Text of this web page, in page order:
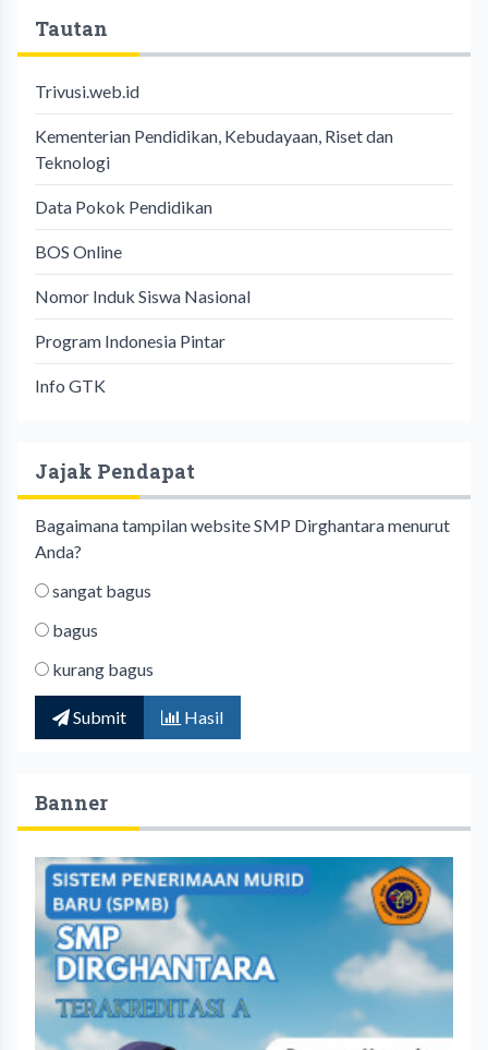
Tautan
Trivusi.web.id
Kementerian Pendidikan, Kebudayaan, Riset dan
Teknologi
Data Pokok Pendidikan
BOS Online
Nomor Induk Siswa Nasional
Program Indonesia Pintar
Info GTK
Jajak Pendapat
Bagaimana tampilan website SMP Dirghantara menurut
Anda?
sangat bagus
bagus
kurang bagus
Submit Hasil
Banner